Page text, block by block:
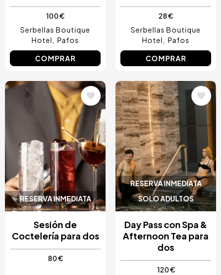
100 €
Serbellas Boutique
Hotel
Pafos
COMPRAR
28 €
Serbellas Boutique
Hotel
Pafos
COMPRAR
RESERVA INMEDIATA
Image
Sesión de
Coctelería para dos
80 €
RESERVA INMEDIATA
SOLO ADULTOS
Image
Day Pass con Spa &
Afternoon Tea para
dos
120 €